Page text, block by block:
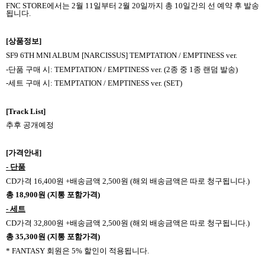
FNC STORE에서는 2월 11 일부터 2월 20일까지 총 10일간의 선 예약 후 발송
됩니다
[상품정보]
SF9 6TH MNI ALBUM [NARCISSUS] TEMPTATION / EMPTINESS ver.
-단품 구매 시 : TEMPTATION / EMPTINESS ver. (2종 중 1 종 랜덤 발송)
-세트 구매 시 : TEMPTATION / EMPTINESS ver. (SET)
[Track List]
추후 공개예정
[가격안내]
- 단품
CD가격 16,400원 +배송금액 2,500원 (해외 배송금액은 따로 청구됩니다 .)
총 18,900원 (지통 포함가격)
- 세트
CD가격 32,800원 +배송금액 2,500원 (해외 배송금액은 따로 청구됩니다 .)
총 35,300원 (지통 포함가격)
* FANTASY 회원은 5% 할인이 적용됩니다.